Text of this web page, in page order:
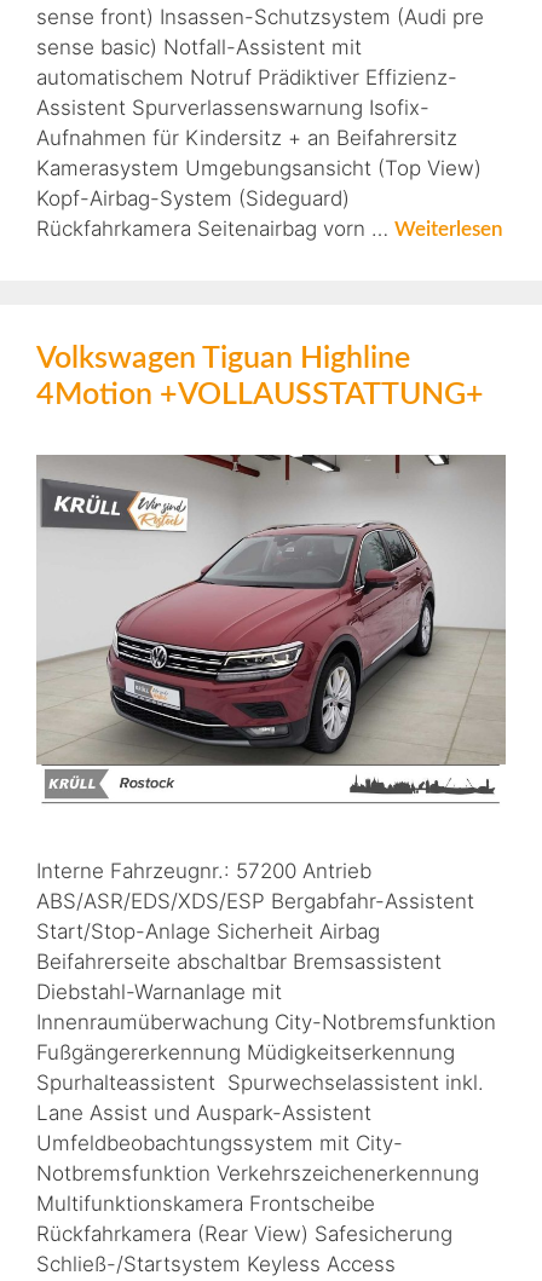
sense front) Insassen-Schutzsystem (Audi pre
sense basic) Notfall-Assistent mit
automatischem Notruf Prädiktiver Effizienz-
Assistent Spurverlassenswarnung Isofix-
Aufnahmen für Kindersitz + an Beifahrersitz
Kamerasystem Umgebungsansicht (Top View)
Kopf-Airbag-System (Sideguard)
Rückfahrkamera Seitenairbag vorn … Weiterlesen
Volkswagen Tiguan Highline
4Motion +VOLLAUSSTATTUNG+
Interne Fahrzeugnr.: 57200 Antrieb
ABS/ASR/EDS/XDS/ESP Bergabfahr-Assistent
Start/Stop-Anlage Sicherheit Airbag
Beifahrerseite abschaltbar Bremsassistent
Diebstahl-Warnanlage mit
Innenraumüberwachung City-Notbremsfunktion
Fußgängererkennung Müdigkeitserkennung
Spurhalteassistent Spurwechselassistent inkl.
Lane Assist und Auspark-Assistent
Umfeldbeobachtungssystem mit City-
Notbremsfunktion Verkehrszeichenerkennung
Multifunktionskamera Frontscheibe
Rückfahrkamera (Rear View) Safesicherung
Schließ-/Startsystem Keyless Access